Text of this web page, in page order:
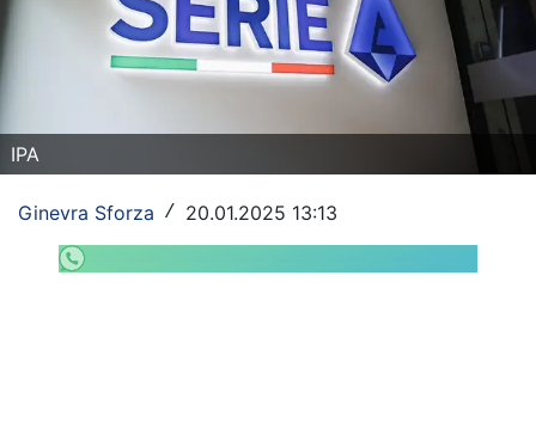
Champions League
Altri Sport
Formula 1
Tennis
IPA
Ginevra Sforza / 20.01.2025 13:13